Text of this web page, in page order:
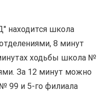
находится школа
8 минут
ходьбы школа №
За 12 минут можно
99 и 5-го филиала